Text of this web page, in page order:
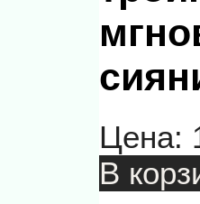
Цена:
В